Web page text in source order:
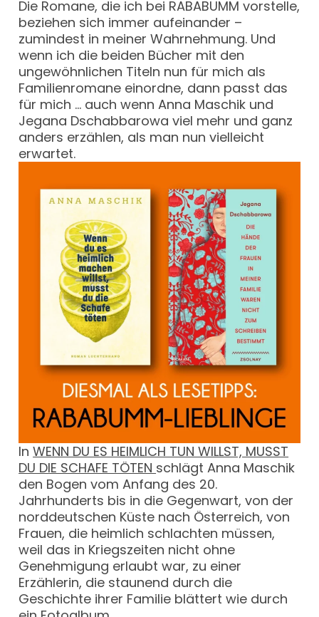
Die Romane, die ich bei RABABUMM vorstelle,
beziehen sich immer aufeinander –
zumindest in meiner Wahrnehmung. Und
wenn ich die beiden Bücher mit den
ungewöhnlichen Titeln nun für mich als
Familienromane einordne, dann passt das
für mich … auch wenn Anna Maschik und
Jegana Dschabbarowa viel mehr und ganz
anders erzählen, als man nun vielleicht
erwartet.
InWENN DU ES HEIMLICH TUN WILLST, MUSST
DU DIE SCHAFE TÖTEN schlägt Anna Maschik
den Bogen vom Anfang des 20.
Jahrhunderts bis in die Gegenwart, von der
norddeutschen Küste nach Österreich, von
Frauen, die heimlich schlachten müssen,
weil das in Kriegszeiten nicht ohne
Genehmigung erlaubt war, zu einer
Erzählerin, die staunend durch die
Geschichte ihrer Familie blättert wie durch